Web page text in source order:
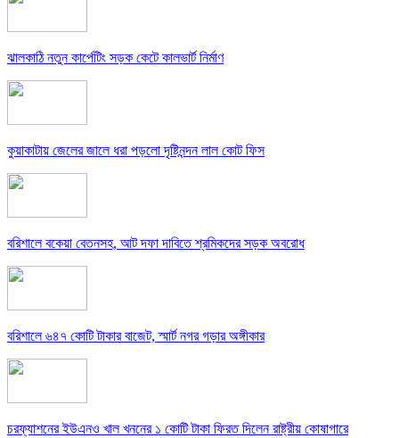
ঝালকাঠি নতুন কার্পেটিং সড়ক কেটে কালভার্ট নির্মাণ
কুয়াকাটায় জেলের জালে ধরা পড়লো দৃষ্টিনন্দন লাল কোট ফিস
বরিশালে বকেয়া বেতনসহ, আট দফা দাবিতে শ্রমিকদের সড়ক অবরোধ
বরিশালে ৬৪৭ কোটি টাকার বাজেট, স্মার্ট নগর গড়ার অঙ্গীকার
চরফ্যাশনের ইউএনও খাল খননের ১ কোটি টাকা ফিরত দিলেন রাষ্ট্রীয় কোষাগারে